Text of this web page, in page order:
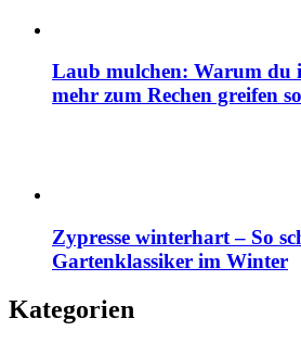
Laub mulchen: Warum du
mehr zum Rechen greifen
Zypresse winterhart – So
Gartenklassiker im Winter
Kategorien